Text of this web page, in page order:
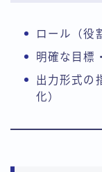
ロール（役
明確な目標
出力形式の
化）